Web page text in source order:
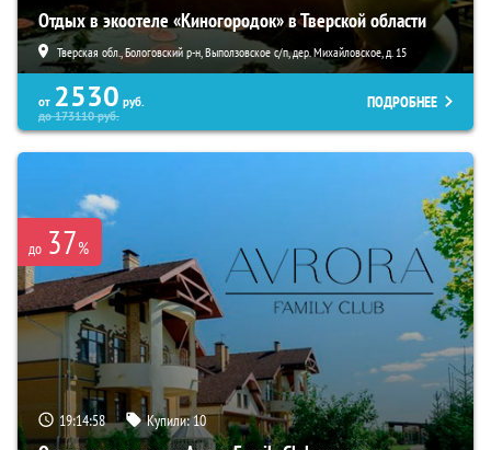
Отдых в экоотеле «Киногородок» в Тверской области
Тверская обл., Бологовский р-н, Выползовское с/п, дер. Михайловское, д. 15
от 2530 руб.
до173110руб.
ПОДРОБНЕЕ
до 37%
19:14:56 Купили:10